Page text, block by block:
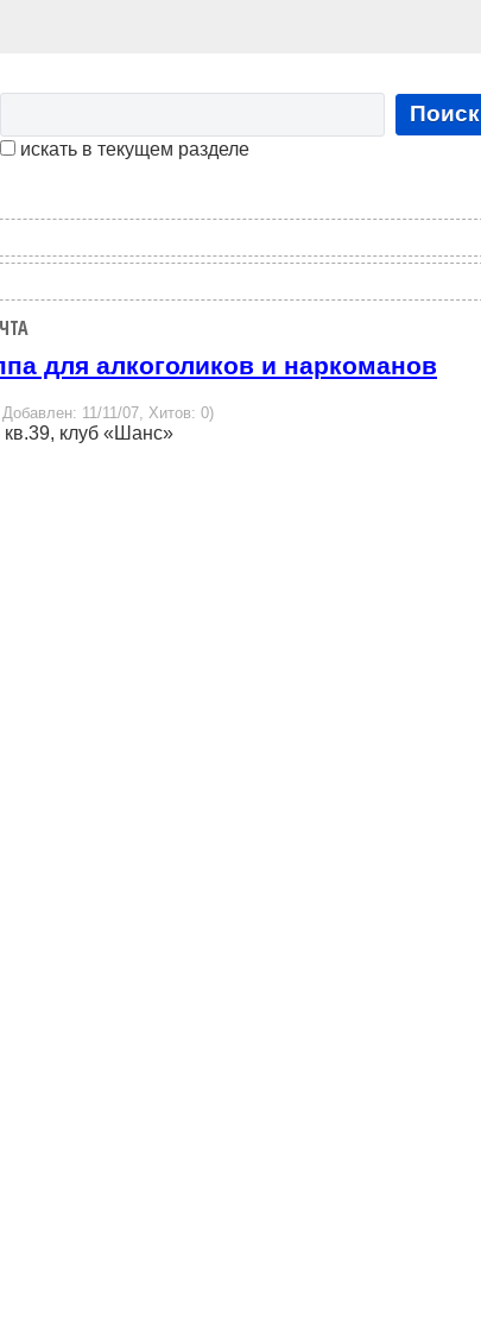
Поиск
искать в текущем разделе
для алкоголиков и наркоманов
11/11/07, Хитов: 0)
клуб «Шанс»